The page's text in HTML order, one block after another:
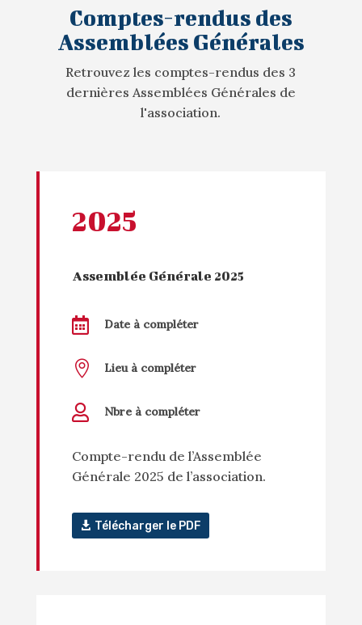
Comptes-rendus des
Assemblées Générales
Retrouvez les comptes-rendus des 3
dernières Assemblées Générales de
l'association.
2025
Assemblée Générale 2025
 Date à compléter
 Lieu à compléter
 Nbre à compléter
Compte-rendu de l’Assemblée
Générale 2025 de l’association.
Télécharger le PDF